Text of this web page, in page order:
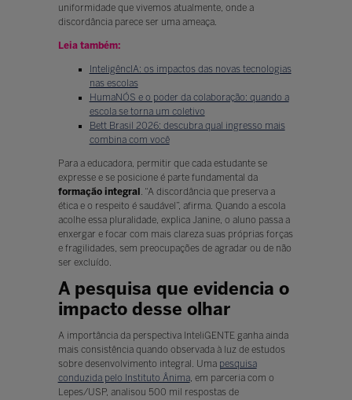
uniformidade que vivemos atualmente, onde a
discordância parece ser uma ameaça.
Leia também:
InteligêncIA: os impactos das novas tecnologias
nas escolas
HumaNÓS e o poder da colaboração: quando a
escola se torna um coletivo
Bett Brasil 2026: descubra qual ingresso mais
combina com você
Para a educadora, permitir que cada estudante se
expresse e se posicione é parte fundamental da
formação integral . “A discordância que preserva a
ética e o respeito é saudável”, afirma. Quando a escola
acolhe essa pluralidade, explica Janine, o aluno passa a
enxergar e focar com mais clareza suas próprias forças
e fragilidades, sem preocupações de agradar ou de não
ser excluído.
A pesquisa que evidencia o
impacto desse olhar
A importância da perspectiva InteliGENTE ganha ainda
mais consistência quando observada à luz de estudos
sobre desenvolvimento integral. Uma pesquisa
conduzida pelo Instituto Ânima, em parceria com o
Lepes/USP, analisou 500 mil respostas de